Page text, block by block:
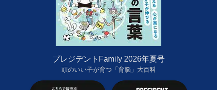
プレジデントFamily 2026年夏号
頭のいい子が育つ「育脳」大百科